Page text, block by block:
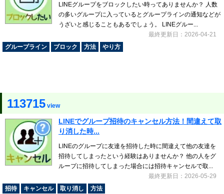
LINEグループをブロックしたい時ってありませんか？ 人数
の多いグループに入っているとグループラインの通知などが
うざいと感じることもあるでしょう。 LINEグルー...
最終更新日：2026-04-21
グループライン
ブロック 方法 やり方
113715 view
LINEでグループ招待のキャンセル方法！間違えて取
り消した時...
LINEのグループに友達を招待した時に間違えて他の友達を
招待してしまったという経験はありませんか？ 他の人をグ
ループに招待してしまった場合には招待キャンセルで取...
最終更新日：2026-05-29
招待
キャンセル 取り消し 方法